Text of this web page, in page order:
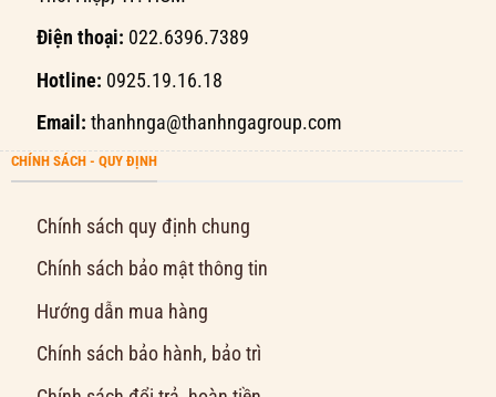
Điện thoại: 022.6396.7389
Hotline: 0925.19.16.18
Email: thanhnga@thanhngagroup.com
CHÍNH SÁCH - QUY ĐỊNH
Chính sách quy định chung
Chính sách bảo mật thông tin
Hướng dẫn mua hàng
Chính sách bảo hành, bảo trì